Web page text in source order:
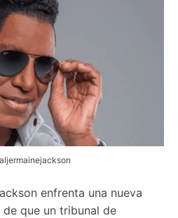
enfrenta una nueva
que un tribunal de